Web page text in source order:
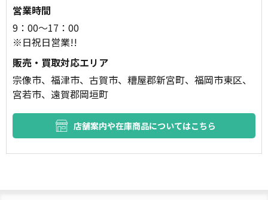
営業時間
9：00～17：00
※日祝日営業!!
販売・買取対応エリア
宗像市、福津市、古賀市、糟屋郡新宮町、福岡市東区、
宮若市、遠賀郡岡垣町
店舗案内や在庫商品についてはこちら